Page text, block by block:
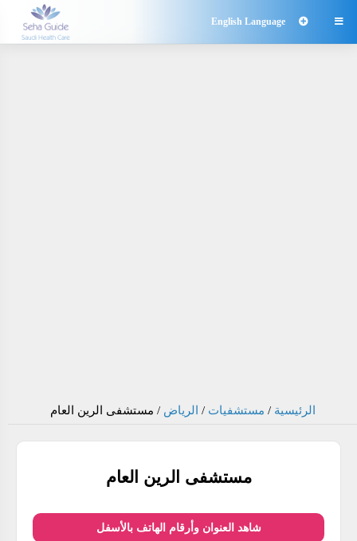

English Language
الرئيسية / مستشفيات / الرياض / مستشفى الرين العام
مستشفى الرين العام
شاهد العنوان وأرقام الهاتف بالأسفل